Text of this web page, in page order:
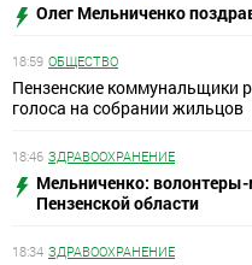
Олег Мельниченко
18:59 ОБЩЕСТВО
Пензенские коммунальщики
голоса на собрании жильцов
18:46 ЗДРАВООХРАНЕНИЕ
Мельниченко:
Пензенской области
18:34 ЗДРАВООХРАНЕНИЕ